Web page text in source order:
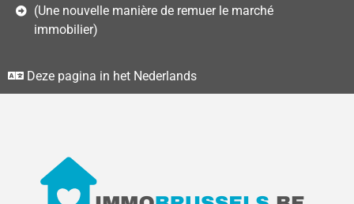
(Une nouvelle manière de remuer le marché
immobilier)
Deze pagina in het Nederlands